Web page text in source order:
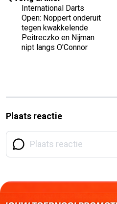
International Darts
Open: Noppert onderuit
tegen kwakkelende
Peitreczko en Nijman
nipt langs O'Connor
Plaats reactie